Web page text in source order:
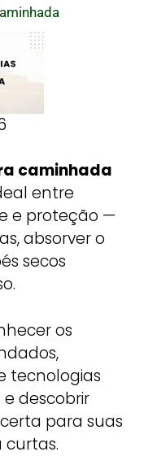
caminhada
entre
e proteção —
absorver o
secos
os
tecnologias
descobrir
para suas